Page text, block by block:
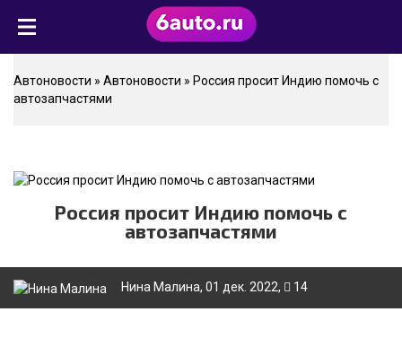
Автоновости » Автоновости » Россия просит Индию помочь с
автозапчастями
Россия просит Индию помочь с
автозапчастями
Нина Малина, 01 дек. 2022, 14